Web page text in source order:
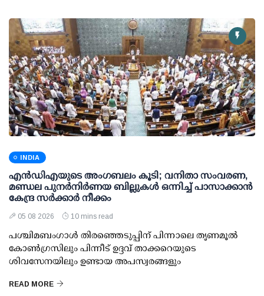
INDIA
എന്‍ഡിഎയുടെ അംഗബലം കൂടി; വനിതാ സംവരണ,
മണ്ഡല പുനര്‍നിര്‍ണയ ബില്ലുകള്‍ ഒന്നിച്ച് പാസാക്കാന്‍
കേന്ദ്ര സര്‍ക്കാര്‍ നീക്കം
05 08 2026 10 mins read
പശ്ചിമബംഗാള്‍ തിരഞ്ഞെടുപ്പിന് പിന്നാലെ തൃണമൂല്‍
കോണ്‍ഗ്രസിലും പിന്നീട് ഉദ്ദവ് താക്കറെയുടെ
ശിവസേനയിലും ഉണ്ടായ അപസ്വരങ്ങളും
READ MORE